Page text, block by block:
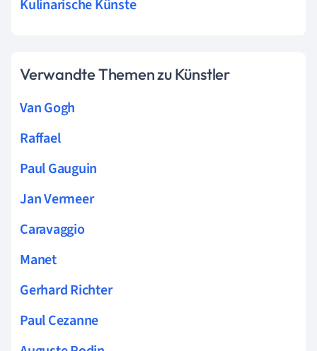
Kulinarische Künste
Verwandte Themen zu Künstler
Van Gogh
Raffael
Paul Gauguin
Jan Vermeer
Caravaggio
Manet
Gerhard Richter
Paul Cezanne